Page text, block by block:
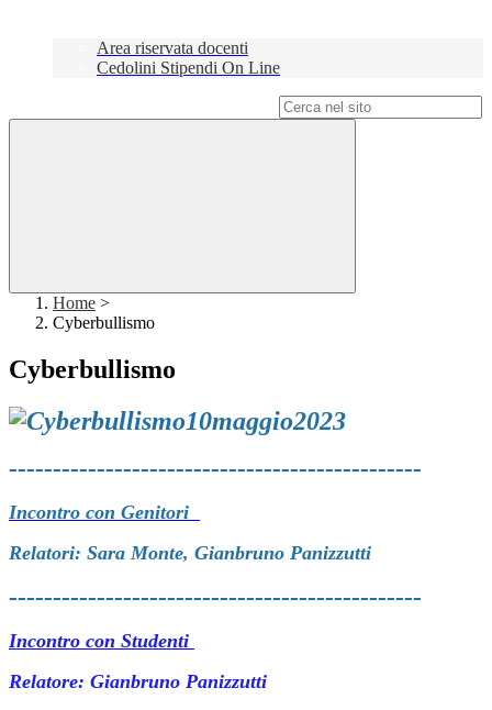
Area riservata docenti
Cedolini Stipendi On Line
Home >
Cyberbullismo
Cyberbullismo
-----------------------------------------------
Incontro con Genitori
Relatori: Sara Monte, Gianbruno Panizzutti
-----------------------------------------------
Incontro con Studenti
Relatore: Gianbruno Panizzutti